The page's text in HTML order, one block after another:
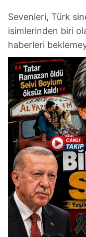
Sevenleri, Türk
isimlerinden biri
haberleri